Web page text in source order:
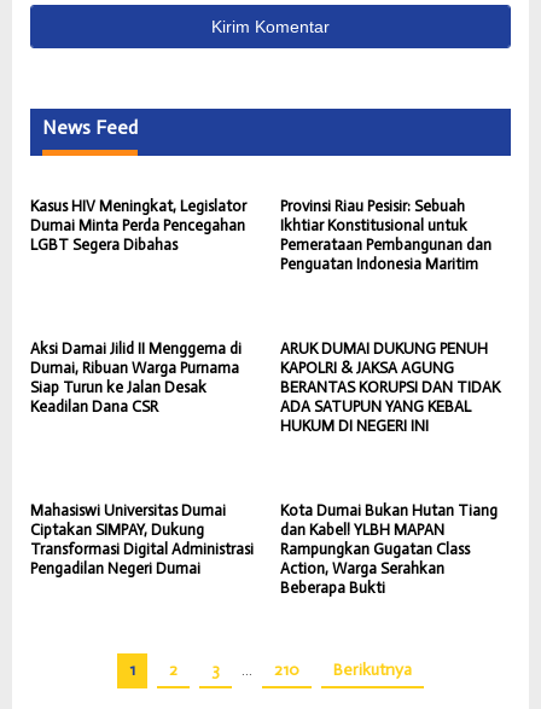
News Feed
Kasus HIV Meningkat, Legislator
Dumai Minta Perda Pencegahan
LGBT Segera Dibahas
Provinsi Riau Pesisir: Sebuah
Ikhtiar Konstitusional untuk
Pemerataan Pembangunan dan
Penguatan Indonesia Maritim
Aksi Damai Jilid II Menggema di
Dumai, Ribuan Warga Purnama
Siap Turun ke Jalan Desak
Keadilan Dana CSR
ARUK DUMAI DUKUNG PENUH
KAPOLRI & JAKSA AGUNG
BERANTAS KORUPSI DAN TIDAK
ADA SATUPUN YANG KEBAL
HUKUM DI NEGERI INI
Mahasiswi Universitas Dumai
Ciptakan SIMPAY, Dukung
Transformasi Digital Administrasi
Pengadilan Negeri Dumai
Kota Dumai Bukan Hutan Tiang
dan Kabel! YLBH MAPAN
Rampungkan Gugatan Class
Action, Warga Serahkan
Beberapa Bukti
1 2 3 … 210 Berikutnya